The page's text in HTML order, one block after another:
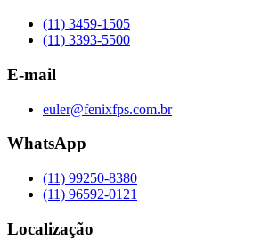
(11) 3459-1505
(11) 3393-5500
E-mail
euler@fenixfps.com.br
WhatsApp
(11) 99250-8380
(11) 96592-0121
Localização